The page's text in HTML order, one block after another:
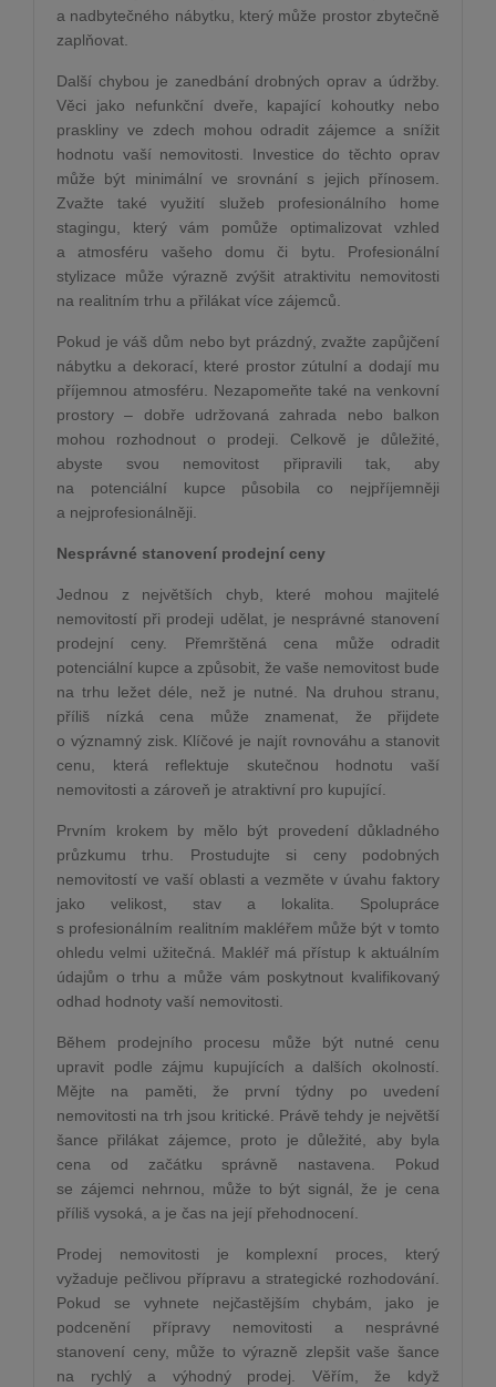
a nadbytečného nábytku, který může prostor zbytečně
zaplňovat.
Další chybou je zanedbání drobných oprav a údržby.
Věci jako nefunkční dveře, kapající kohoutky nebo
praskliny ve zdech mohou odradit zájemce a snížit
hodnotu vaší nemovitosti. Investice do těchto oprav
může být minimální ve srovnání s jejich přínosem.
Zvažte také využití služeb profesionálního home
stagingu, který vám pomůže optimalizovat vzhled
a atmosféru vašeho domu či bytu. Profesionální
stylizace může výrazně zvýšit atraktivitu nemovitosti
na realitním trhu a přilákat více zájemců.
Pokud je váš dům nebo byt prázdný, zvažte zapůjčení
nábytku a dekorací, které prostor zútulní a dodají mu
příjemnou atmosféru. Nezapomeňte také na venkovní
prostory – dobře udržovaná zahrada nebo balkon
mohou rozhodnout o prodeji. Celkově je důležité,
abyste svou nemovitost připravili tak, aby
na potenciální kupce působila co nejpříjemněji
a nejprofesionálněji.
Nesprávné stanovení prodejní ceny
Jednou z největších chyb, které mohou majitelé
nemovitostí při prodeji udělat, je nesprávné stanovení
prodejní ceny. Přemrštěná cena může odradit
potenciální kupce a způsobit, že vaše nemovitost bude
na trhu ležet déle, než je nutné. Na druhou stranu,
příliš nízká cena může znamenat, že přijdete
o významný zisk. Klíčové je najít rovnováhu a stanovit
cenu, která reflektuje skutečnou hodnotu vaší
nemovitosti a zároveň je atraktivní pro kupující.
Prvním krokem by mělo být provedení důkladného
průzkumu trhu. Prostudujte si ceny podobných
nemovitostí ve vaší oblasti a vezměte v úvahu faktory
jako velikost, stav a lokalita. Spolupráce
s profesionálním realitním makléřem může být v tomto
ohledu velmi užitečná. Makléř má přístup k aktuálním
údajům o trhu a může vám poskytnout kvalifikovaný
odhad hodnoty vaší nemovitosti.
Během prodejního procesu může být nutné cenu
upravit podle zájmu kupujících a dalších okolností.
Mějte na paměti, že první týdny po uvedení
nemovitosti na trh jsou kritické. Právě tehdy je největší
šance přilákat zájemce, proto je důležité, aby byla
cena od začátku správně nastavena. Pokud
se zájemci nehrnou, může to být signál, že je cena
příliš vysoká, a je čas na její přehodnocení.
Prodej nemovitosti je komplexní proces, který
vyžaduje pečlivou přípravu a strategické rozhodování.
Pokud se vyhnete nejčastějším chybám, jako je
podcenění přípravy nemovitosti a nesprávné
stanovení ceny, může to výrazně zlepšit vaše šance
na rychlý a výhodný prodej. Věřím, že když